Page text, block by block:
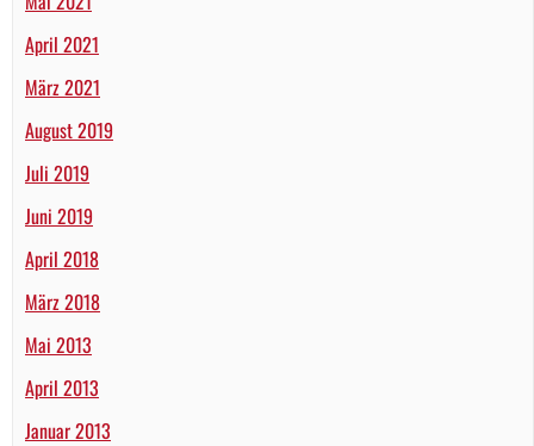
April 2021
März 2021
August 2019
Juli 2019
Juni 2019
April 2018
März 2018
Mai 2013
April 2013
Januar 2013